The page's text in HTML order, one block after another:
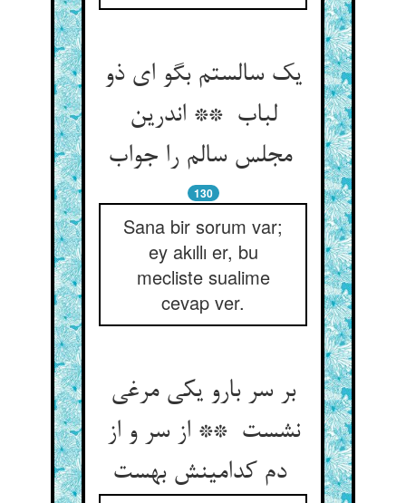
یک سالستم بگو ای ذو
لباب ** اندرین
مجلس سالم را جواب
130
Sana bir sorum var;
ey akıllı er, bu
mecliste sualime
cevap ver.
بر سر بارو یکی مرغی
نشست ** از سر و از
دم کدامینش بهست